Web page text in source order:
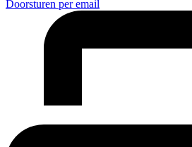
Doorsturen per email